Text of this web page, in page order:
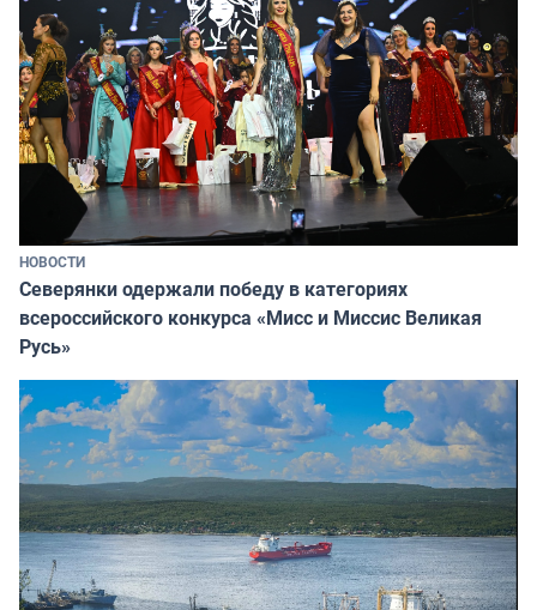
НОВОСТИ
Северянки одержали победу в категориях
всероссийского конкурса «Мисс и Миссис Великая
Русь»